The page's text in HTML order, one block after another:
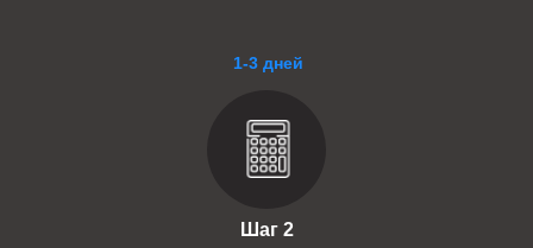
1-3 дней
Шаг 2